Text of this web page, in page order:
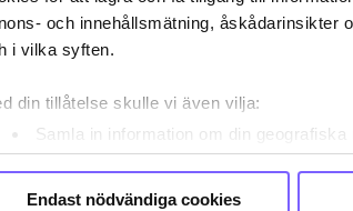
och innehållsmätning, åskådarinsikter
i vilka syften.
din tillåtelse skulle vi även vilja:
Samla in information om din
Identifiera din enhet genom att aktivt
reda på mer om hur dina personliga
Endast nödvändiga cookies